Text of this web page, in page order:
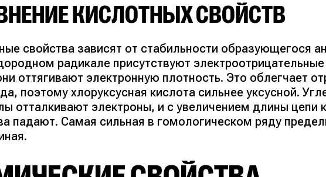
КИСЛОТНЫХ СВОЙСТВ
свойства зависят от стабильности образующегося
радикале присутствуют
оттягивают электронную плотность. Это облегчает
поэтому хлоруксусная кислота сильнее уксусной.
отталкивают электроны, и с увеличением длины цепи
падают. Самая сильная в гомологическом ряду